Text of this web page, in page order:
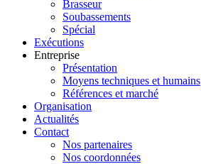
Brasseur
Soubassements
Spécial
Exécutions
Entreprise
Présentation
Moyens techniques et humains
Références et marché
Organisation
Actualités
Contact
Nos partenaires
Nos coordonnées